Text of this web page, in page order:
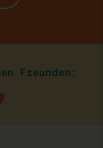
Freunden: